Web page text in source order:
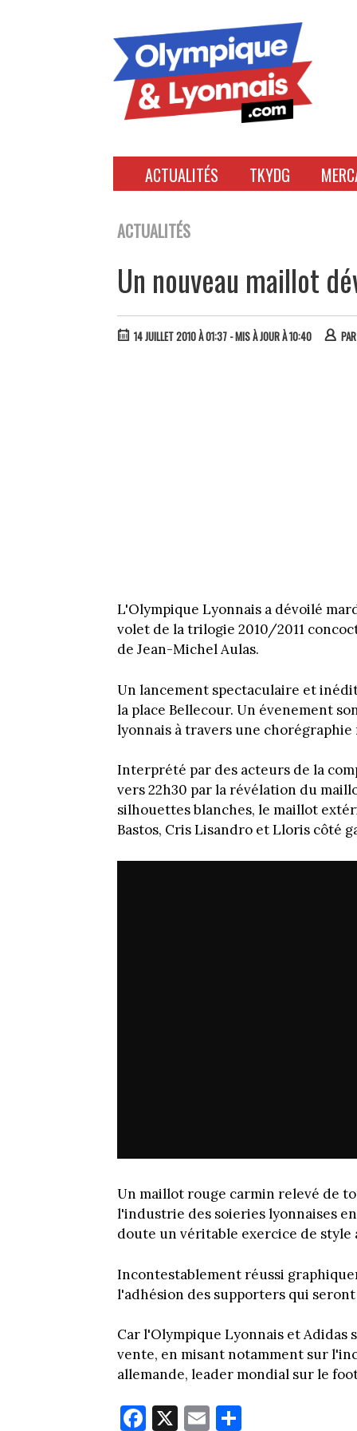
ACTUALITÉS TKYDG
ACTUALITÉS
Un nouveau maillot
14 JUILLET 2010 À 01:37 - MIS À JOUR À 10:40 PAR
L'Olympique Lyonnais a dévoilé
volet de la trilogie 2010/2011
de Jean-Michel Aulas.
Un lancement spectaculaire et
la place Bellecour. Un évenement
lyonnais à travers une chorégraphie
Interprété par des acteurs de la
vers 22h30 par la révélation du
silhouettes blanches, le maillot
Bastos, Cris Lisandro et Lloris côté
Un maillot rouge carmin relevé de
l'industrie des soieries lyonnaises
doute un véritable exercice de
Incontestablement réussi
l'adhésion des supporters qui
Car l'Olympique Lyonnais et Adidas
vente, en misant notamment sur
allemande, leader mondial sur le
Fa X E